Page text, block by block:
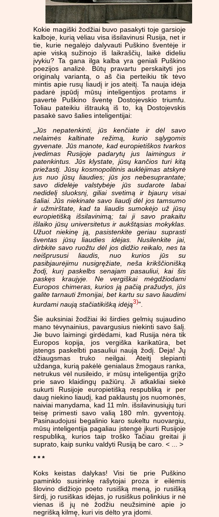
Kokie magiški žodžiai buvo pasakyti toje garsioje
kalboje, kurią vėliau visa išsilavinusi Rusija, net ir
tie, kurie negalėjo dalyvauti Puškino šventėje ir
apie viską sužinojo iš laikraščių, laikė dideliu
įvykiu? Ta gana ilga kalba yra geniali Puškino
poezijos analizė. Būtų pravartu perskaityti jos
originalų variantą, o aš čia perteikiu tik tėvo
mintis apie rusų liaudį ir jos ateitį. Ta nauja idėja
padarė įspūdį mūsų inteligentijos protams ir
pavertė Puškino šventę Dostojevskio triumfu.
Toliau pateikiu ištrauką iš to, ką Dostojevskis
pasakė savo šalies inteligentijai:
Jūs nepatenkinti, jūs kenčiate ir dėl savo
nelaimės kaltinate režimą, kurio sąlygomis
gyvenate. Jūs manote, kad europietiškos tvarkos
įvedimas Rusijoje padarytų jus laimingus ir
patenkintus. Jūs klystate, jūsų kančios turi kitą
priežastį. Jūsų kosmopolitinis auklėjimas atskyrė
jus nuo jūsų liaudies; jūs jos nebesuprantate;
savo didelėje valstybėje jūs sudarote labai
nedidelį sluoksnį, giliai svetimą ir bjaurų visai
šaliai. Jūs niekinate savo liaudį dėl jos tamsumo
ir užmirštate, kad ta liaudis sumokėjo už jūsų
europietišką išsilavinimą; tai ji savo prakaitu
išlaiko jūsų universitetus ir aukštąsias mokyklas.
Užuot niekinę ją, pasistenkite geriau suprasti
šventas jūsų liaudies idėjas. Nusilenkite jai,
dirbkite savo ruožtu dėl jos didžio reikalo, nes ta
neišprususi liaudis, nuo kurios jūs su
pasibjaurėjimu nusigręžiate, neša krikščionišką
žodį, kurį paskelbs senajam pasauliui, kai šis
paskęs kraujyje. Ne vergiškai mėgdžiodami
Europos chimeras, kurios ją pačią pražudys, jūs
galite tarnauti žmonijai, bet kartu su savo liaudimi
kurdami naują stačiatikišką idėją3)".
Šie auksiniai žodžiai iki širdies gelmių sujaudino
mano tėvynainius, pavargusius niekinti savo šalį.
Jie buvo laimingi girdėdami, kad Rusija nėra tik
Europos kopija, jos vergiška karikatūra, bet
įstengs paskelbti pasauliui naują žodį. Deja! Jų
džiaugsmas truko neilgai. Ateitį slepianti
uždanga, kurią pakėlė genialaus žmogaus ranka,
netrukus vėl nusileido, ir mūsų inteligentija grįžo
prie savo klaidingų pažiūrų. Ji atkakliai siekė
sukurti Rusijoje europietišką respubliką ir per
daug niekino liaudį, kad paklaustų jos nuomonės,
naiviai manydama, kad 11 mln. išsilavinusiųjų turi
teisę primesti savo valią 180 mln. gyventojų.
Pasinaudojusi begalinio karo sukeltu nuovargiu,
mūsų inteligentija pagaliau įstengė įkurti Rusijoje
respubliką, kurios taip troško Tačiau greitai ji
suprato, kaip sunku valdyti Rusiją be caro. < ... >
* * *
Koks keistas dalykas! Visi tie prie Puškino
paminklo susirinkę rašytojai proza ir eilėmis
šlovino didžiojo poeto rusišką meną, jo rusišką
širdį, jo rusiškas idėjas, jo rusiškus polinkius ir nė
vienas iš jų nė žodžiu neužsiminė apie jo
negrišką kilmę, kuri vis dėlto yra įdomi.